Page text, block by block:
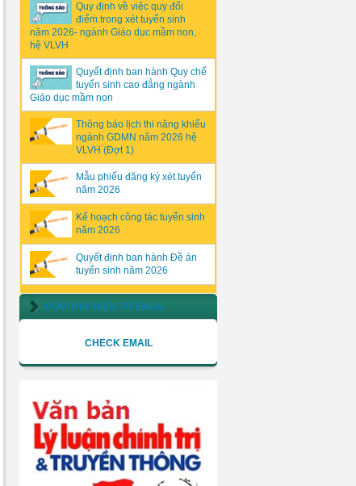
Quy định về việc quy đổi
điểm trong xét tuyển sinh
năm 2026- ngành Giáo dục mầm non,
hệ VLVH
Quyết định ban hành Quy chế
tuyển sinh cao đẳng ngành
Giáo dục mầm non
Thông báo lịch thi năng khiếu
ngành GDMN năm 2026 hệ
VLVH (Đợt 1)
Mẫu phiếu đăng ký xét tuyển
năm 2026
Kế hoạch công tác tuyển sinh
năm 2026
Quyết định ban hành Đề án
tuyển sinh năm 2026
HÒM THƯ ĐIỆN TỬ EMAIL
CHECK EMAIL